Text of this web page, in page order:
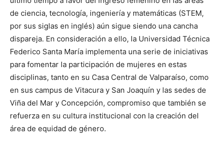
de ciencia, tecnología, ingeniería y matemáticas (STEM,
por sus siglas en inglés) aún sigue siendo una cancha
dispareja. En consideración a ello, la Universidad Técnica
Federico Santa María implementa una serie de iniciativas
para fomentar la participación de mujeres en estas
disciplinas, tanto en su Casa Central de Valparaíso, como
en sus campus de Vitacura y San Joaquín y las sedes de
Viña del Mar y Concepción, compromiso que también se
refuerza en su cultura institucional con la creación del
área de equidad de género.